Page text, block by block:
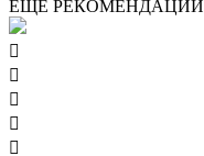
ЕЩЁ РЕКОМЕНДАЦИИ




